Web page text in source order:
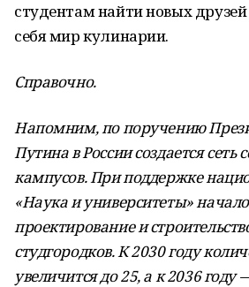
студентам найти новых
себя мир кулинарии.
Справочно.
Напомним, по поручению
Путина в России создается сеть
кампусов. При поддержке
«Наука и университеты»
проектирование и
студгородков. К 2030 году
увеличится до 25, а к 2036 году